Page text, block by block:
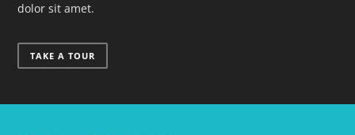
dolor sit amet.
TAKE A TOUR